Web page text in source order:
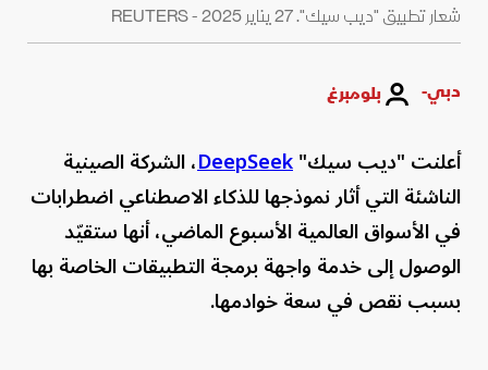
شعار تطبيق "ديب سيك". 27 يناير 2025 - REUTERS
دبي- بلومبرغ
أعلنت "ديب سيك"DeepSeek، الشركة الصينية
الناشئة التي أثار نموذجها للذكاء الاصطناعي اضطرابات
في الأسواق العالمية الأسبوع الماضي، أنها ستقيّد
الوصول إلى خدمة واجهة برمجة التطبيقات الخاصة بها
بسبب نقص في سعة خوادمها.